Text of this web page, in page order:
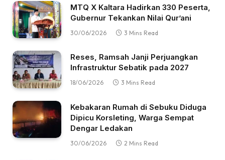
MTQ X Kaltara Hadirkan 330 Peserta,
Gubernur Tekankan Nilai Qur’ani
30/06/2026 3 Mins Read
Reses, Ramsah Janji Perjuangkan
Infrastruktur Sebatik pada 2027
18/06/2026 3 Mins Read
Kebakaran Rumah di Sebuku Diduga
Dipicu Korsleting, Warga Sempat
Dengar Ledakan
30/06/2026 2 Mins Read